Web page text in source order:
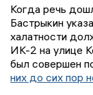
Когда речь
Бастрыкин
халатности
ИК-2 на улице
был совершен
них до сих пор